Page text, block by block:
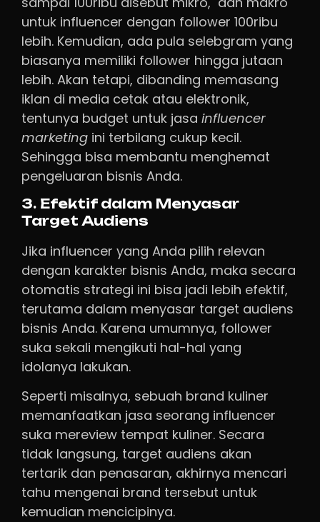
untuk influencer dengan follower 100ribu
lebih. Kemudian, ada pula selebgram yang
biasanya memiliki follower hingga jutaan
lebih. Akan tetapi, dibanding memasang
iklan di media cetak atau elektronik,
tentunya budget untuk jasa influencer
marketing ini terbilang cukup kecil.
Sehingga bisa membantu menghemat
pengeluaran bisnis Anda.
3. Efektif dalam Menyasar
Target Audiens
Jika influencer yang Anda pilih relevan
dengan karakter bisnis Anda, maka secara
otomatis strategi ini bisa jadi lebih efektif,
terutama dalam menyasar target audiens
bisnis Anda. Karena umumnya, follower
suka sekali mengikuti hal-hal yang
idolanya lakukan.
Seperti misalnya, sebuah brand kuliner
memanfaatkan jasa seorang influencer
suka mereview tempat kuliner. Secara
tidak langsung, target audiens akan
tertarik dan penasaran, akhirnya mencari
tahu mengenai brand tersebut untuk
kemudian mencicipinya.